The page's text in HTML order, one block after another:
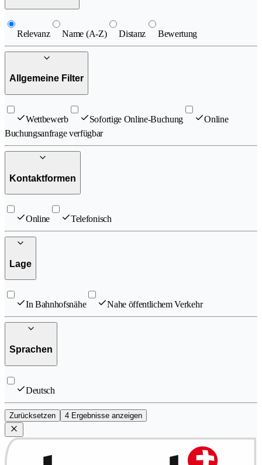
Relevanz Name (A-Z) Distanz Bewertung
Allgemeine Filter
Wettbewerb Sofortige Online-Buchung
Online
Buchungsanfrage verfügbar
Kontaktformen
Online Telefonisch
Lage
In Bahnhofsnähe Nahe öffentlichem Verkehr
Sprachen
Deutsch
Zurücksetzen 4 Ergebnisse anzeigen